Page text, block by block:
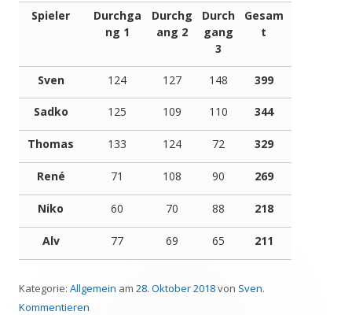
Spieler
Durchga
ng 1
Durchg
ang 2
Durch
gang
3
Gesam
t
Sven 124 127 148 399
Sadko 125 109 110 344
Thomas 133 124 72 329
René 71 108 90 269
Niko 60 70 88 218
Alv 77 69 65 211
Kategorie: Allgemein am 28. Oktober 2018von Sven.
Kommentieren